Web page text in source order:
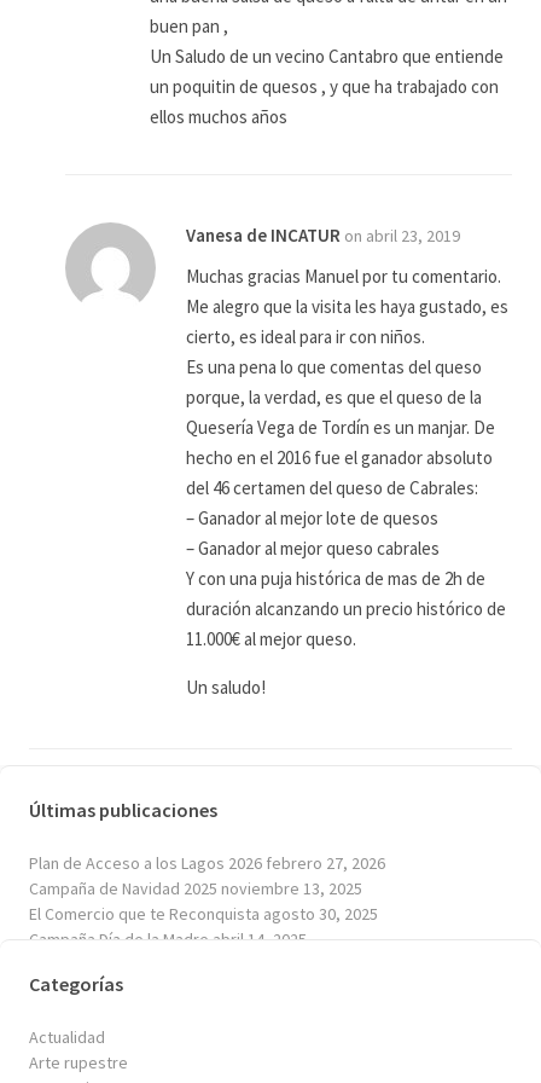
buen pan ,
Un Saludo de un vecino Cantabro que entiende
un poquitin de quesos , y que ha trabajado con
ellos muchos años
Vanesa de INCATUR on abril 23, 2019
Muchas gracias Manuel por tu comentario.
Me alegro que la visita les haya gustado, es
cierto, es ideal para ir con niños.
Es una pena lo que comentas del queso
porque, la verdad, es que el queso de la
Quesería Vega de Tordín es un manjar. De
hecho en el 2016 fue el ganador absoluto
del 46 certamen del queso de Cabrales:
– Ganador al mejor lote de quesos
– Ganador al mejor queso cabrales
Y con una puja histórica de mas de 2h de
duración alcanzando un precio histórico de
11.000€ al mejor queso.
Un saludo!
Últimas publicaciones
Plan de Acceso a los Lagos 2026 febrero 27, 2026
Campaña de Navidad 2025 noviembre 13, 2025
El Comercio que te Reconquista agosto 30, 2025
Campaña Día de la Madre abril 14, 2025
Categorías
Actualidad
Arte rupestre